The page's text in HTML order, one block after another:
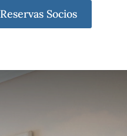
Reservas Socios